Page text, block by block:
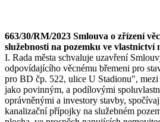
663/30/RM/2023 Smlouva o zřízení
služebnosti na pozemku ve vlastnictví
I. Rada města schvaluje uzavření
odpovídajícího věcnému břemeni pro
pro BD čp. 522, ulice U Stadionu", mezi
jako povinným, a podílovými
oprávněnými a investory stavby,
kanalizační přípojky na služebném